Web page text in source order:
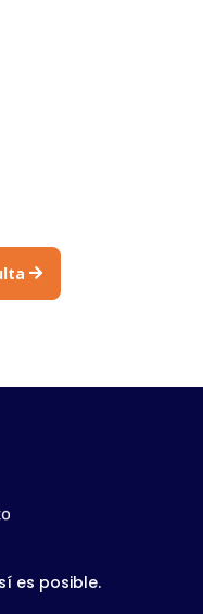
es posible.